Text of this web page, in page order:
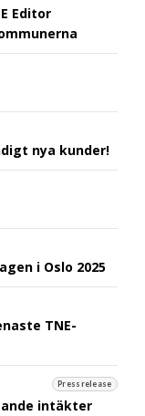
Editor
nya kunder!
i Oslo 2025
TNE-
Pressrelease
intäkter